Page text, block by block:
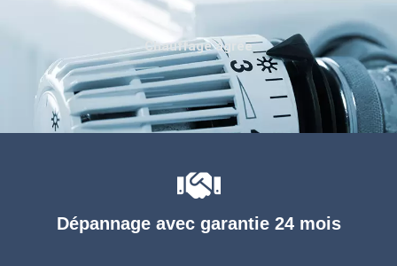
Dépannage avec garantie 24 mois
Chauffage agréé